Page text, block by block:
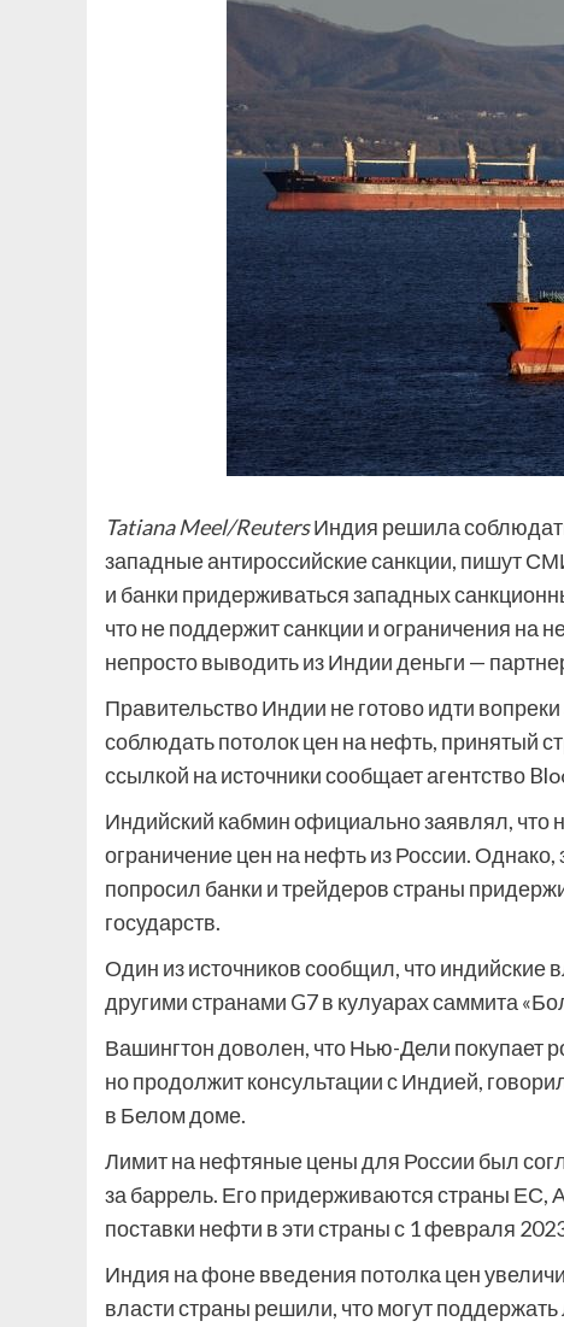
Tatiana Meel/ReutersИндия решила
западные антироссийские санкции, пишут
и банки придерживаться западных
что не поддержит санкции и ограничения
непросто выводить из Индии деньги —
Правительство Индии не готово идти
соблюдать потолок цен на нефть, принятый
ссылкой на источники сообщает агентство
Индийский кабмин официально заявлял, что
ограничение цен на нефть из России.
попросил банки и трейдеров страны
государств.
Один из источников сообщил, что
другими странами G7 в кулуарах саммита
Вашингтон доволен, что Нью-Дели покупает
но продолжит консультации с Индией,
в Белом доме.
Лимит на нефтяные цены для России был
за баррель. Его придерживаются страны ЕС,
поставки нефти в эти страны с 1 февраля
Индия на фоне введения потолка цен
власти страны решили, что могут